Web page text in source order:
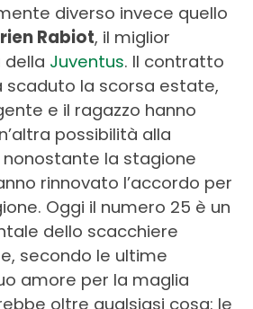
diverso invece quello
Rabiot, il miglior
Juventus. Il contratto
scaduto la scorsa estate,
e il ragazzo hanno
possibilità alla
nonostante la stagione
rinnovato l’accordo per
Oggi il numero 25 è un
dello scacchiere
secondo le ultime
amore per la maglia
oltre qualsiasi cosa: le